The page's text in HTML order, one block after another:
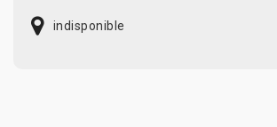
indisponible